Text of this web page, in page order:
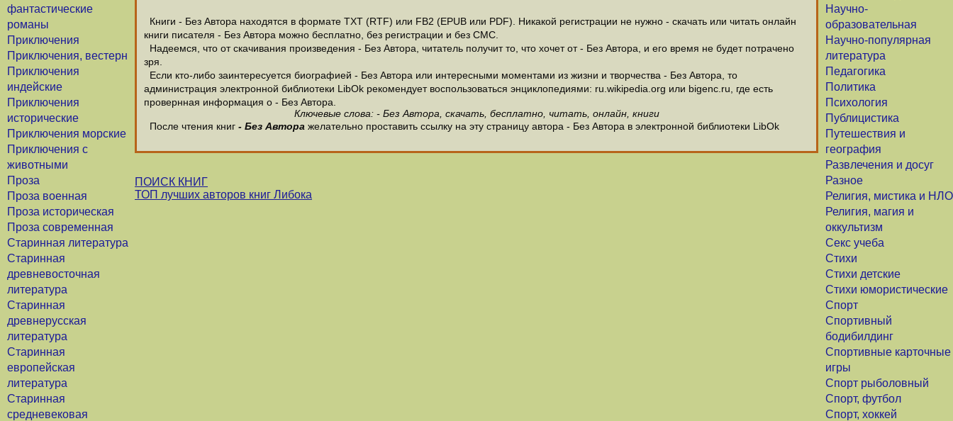
фантастические
романы
Приключения
Приключения, вестерн
Приключения
индейские
Приключения
исторические
Приключения морские
Приключения с
животными
Проза
Проза военная
Проза историческая
Проза современная
Старинная литература
Старинная
древневосточная
литература
Старинная
древнерусская
литература
Старинная
европейская
литература
Старинная
средневековая
Научно-
образовательная
Научно-популярная
литература
Педагогика
Политика
Психология
Публицистика
Путешествия и
география
Развлечения и досуг
Разное
Религия, мистика и НЛО
Религия, магия и
оккультизм
Секс учеба
Стихи
Стихи детские
Стихи юмористические
Спорт
Спортивный
бодибилдинг
Спортивные карточные
игры
Спорт рыболовный
Спорт, футбол
Спорт, хоккей
Книги - Без Автора находятся в формате ТХТ (RTF) или FB2 (EPUB или PDF). Никакой регистрации не нужно - скачать или читать онлайн
книги писателя - Без Автора можно бесплатно, без регистрации и без СМС.
Надеемся, что от скачивания произведения - Без Автора, читатель получит то, что хочет от - Без Автора, и его время не будет потрачено
зря.
Если кто-либо заинтересуется биографией - Без Автора или интересными моментами из жизни и творчества - Без Автора, то
администрация электронной библиотеки LibOk рекомендует воспользоваться энциклопедиями: ru.wikipedia.org или bigenc.ru, где есть
провернная информация о - Без Автора.
Ключевые слова: - Без Автора, скачать, бесплатно, читать, онлайн, книги
После чтения книг - Без Автора желательно проставить ссылку на эту страницу автора - Без Автора в электронной библиотеки LibOk
ПОИСК КНИГ
ТОП лучших авторов книг Либока